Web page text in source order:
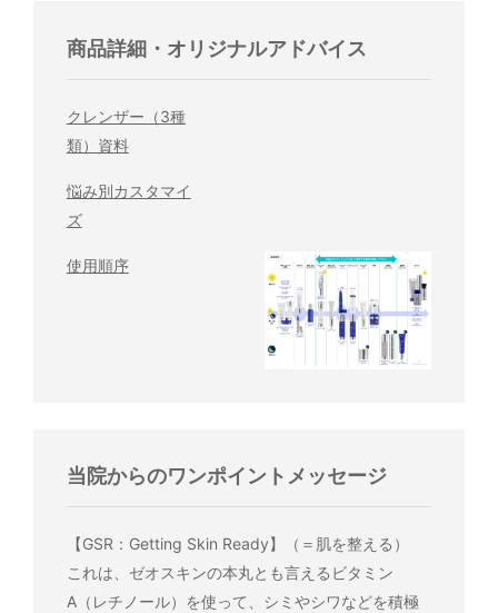
商品詳細・オリジナルアドバイス
クレンザー（3種
類）資料
悩み別カスタマイ
ズ
使用順序
当院からのワンポイントメッセージ
【GSR：Getting Skin Ready】（＝肌を整える）
これは、ゼオスキンの本丸とも言えるビタミン
A（レチノール）を使って、シミやシワなどを積極